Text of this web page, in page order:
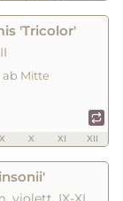
'Tricolor'
ab Mitte
X XI XII